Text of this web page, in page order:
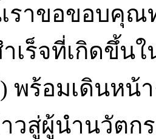
ราขอขอบคุ
เร็จที่เกิดขึ้น
พร้อมเดินหน้
วสู่ผู้นำนวัตก